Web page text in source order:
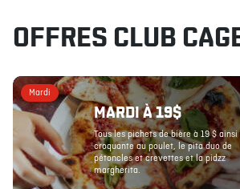
OFFRES CLUB
Mardi
MARDI À 19$
Tous les pichets de bière à 19 $ ainsi
croquante au poulet, le pita duo de
pétoncles et crevettes et la pidzz
margherita.